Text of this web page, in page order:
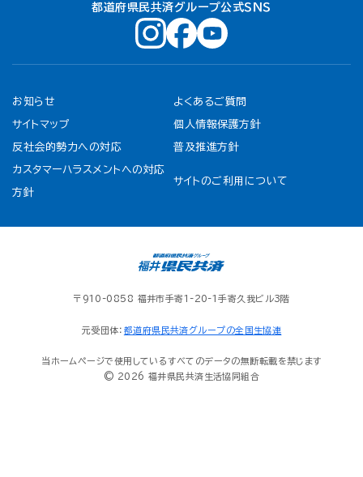
都道府県民共済グループ公式ＳＮＳ
お知らせ よくあるご質問
サイトマップ 個人情報保護方針
反社会的勢力への対応 普及推進方針
カスタマーハラスメントへの対応
方針
サイトのご利用について
〒910-0858 福井市手寄1-20-1手寄久我ビル3階
元受団体： 都道府県民共済グループの全国生協連
当ホームページで使用しているすべてのデータの無断転載を禁じます
© 2026 福井県民共済生活協同組合